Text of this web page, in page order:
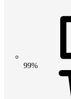
99%